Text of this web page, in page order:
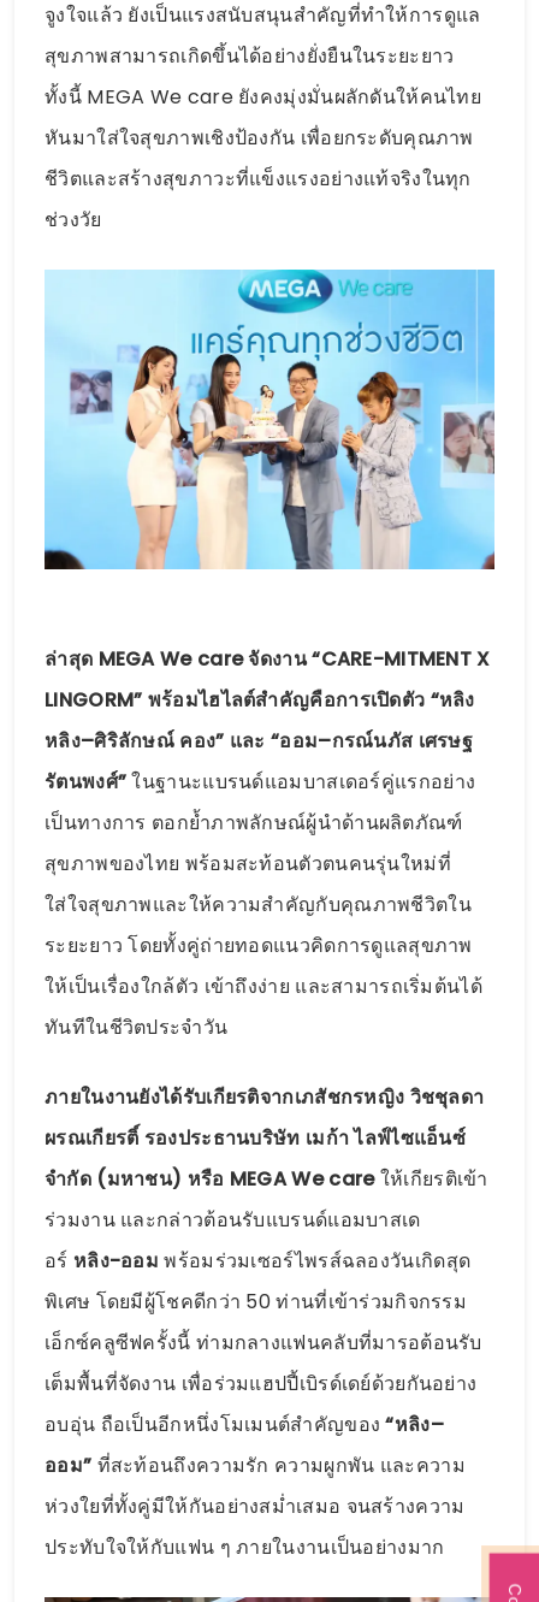
จูงใจแล้ว ยังเป็นแรงสนับสนุนสำคัญที่ทำให้การดูแล
สุขภาพสามารถเกิดขึ้นได้อย่างยั่งยืนในระยะยาว
ทั้งนี้ MEGA We care ยังคงมุ่งมั่นผลักดันให้คนไทย
หันมาใส่ใจสุขภาพเชิงป้องกัน เพื่อยกระดับคุณภาพ
ชีวิตและสร้างสุขภาวะที่แข็งแรงอย่างแท้จริงในทุก
ช่วงวัย
ล่าสุด MEGA We care จัดงาน “CARE-MITMENT X
LINGORM” พร้อมไฮไลต์สำคัญคือการเปิดตัว “หลิง
หลิง–ศิริลักษณ์ คอง” และ “ออม–กรณ์นภัส เศรษฐ
รัตนพงศ์”ในฐานะแบรนด์แอมบาสเดอร์คู่แรกอย่าง
เป็นทางการ ตอกย้ำภาพลักษณ์ผู้นำด้านผลิตภัณฑ์
สุขภาพของไทย พร้อมสะท้อนตัวตนคนรุ่นใหม่ที่
ใส่ใจสุขภาพและให้ความสำคัญกับคุณภาพชีวิตใน
ระยะยาว โดยทั้งคู่ถ่ายทอดแนวคิดการดูแลสุขภาพ
ให้เป็นเรื่องใกล้ตัว เข้าถึงง่าย และสามารถเริ่มต้นได้
ทันทีในชีวิตประจำวัน
ภายในงานยังได้รับเกียรติจากเภสัชกรหญิง วิชชุลดา
ผรณเกียรติ์ รองประธานบริษัท เมก้า ไลฟ์ไซแอ็นซ์
จำกัด (มหาชน) หรือ MEGA We careให้เกียรติเข้า
ร่วมงาน และกล่าวต้อนรับแบรนด์แอมบาสเด
อร์ หลิง-ออม พร้อมร่วมเซอร์ไพรส์ฉลองวันเกิดสุด
พิเศษ โดยมีผู้โชคดีกว่า 50 ท่านที่เข้าร่วมกิจกรรม
เอ็กซ์คลูซีฟครั้งนี้ ท่ามกลางแฟนคลับที่มารอต้อนรับ
เต็มพื้นที่จัดงาน เพื่อร่วมแฮปปี้เบิรด์เดย์ด้วยกันอย่าง
อบอุ่น ถือเป็นอีกหนึ่งโมเมนต์สำคัญของ“หลิง–
ออม” ที่สะท้อนถึงความรัก ความผูกพัน และความ
ห่วงใยที่ทั้งคู่มีให้กันอย่างสม่ำเสมอ จนสร้างความ
ประทับใจให้กับแฟน ๆ ภายในงานเป็นอย่างมาก